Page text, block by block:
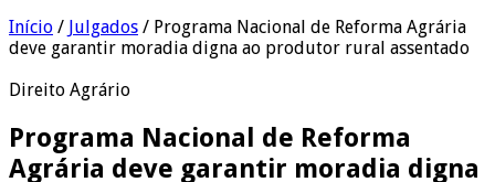
Início / Julgados / Programa Nacional de Reforma Agrária
deve garantir moradia digna ao produtor rural assentado
Direito Agrário
Programa Nacional de Reforma
Agrária deve garantir moradia digna